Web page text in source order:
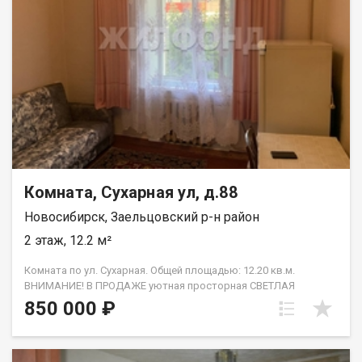
пожалуйста, сообщите номер варианта - JV009054112882.
Комната, Сухарная ул, д.88
Новосибирск, Заельцовский р-н район
2 этаж, 12.2 м²
Комната по ул. Сухарная. Общей площадью: 12.20 кв.м.
ВНИМАНИЕ! В ПРОДАЖЕ уютная просторная СВЕТЛАЯ
КОМНАТА 12,2 кв.м, в хорошем состоянии в малонаселенной
трехкомнатной квартире, одна пустая. В комнате пластиковое
стол , холодильник. Расположение дома ОЧЕНЬ УДАЧНОЕ, в
850 000 ₽